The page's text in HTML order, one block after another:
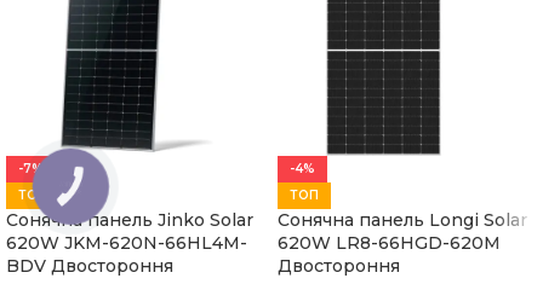
-7%
ТОП
Сонячна панель Jinko Solar
620W JKM-620N-66HL4M-
BDV Двостороння
-4%
ТОП
Сонячна панель Longi Solar
620W LR8-66HGD-620M
Двостороння
КНОПКА
ЗВ'ЯЗКУ